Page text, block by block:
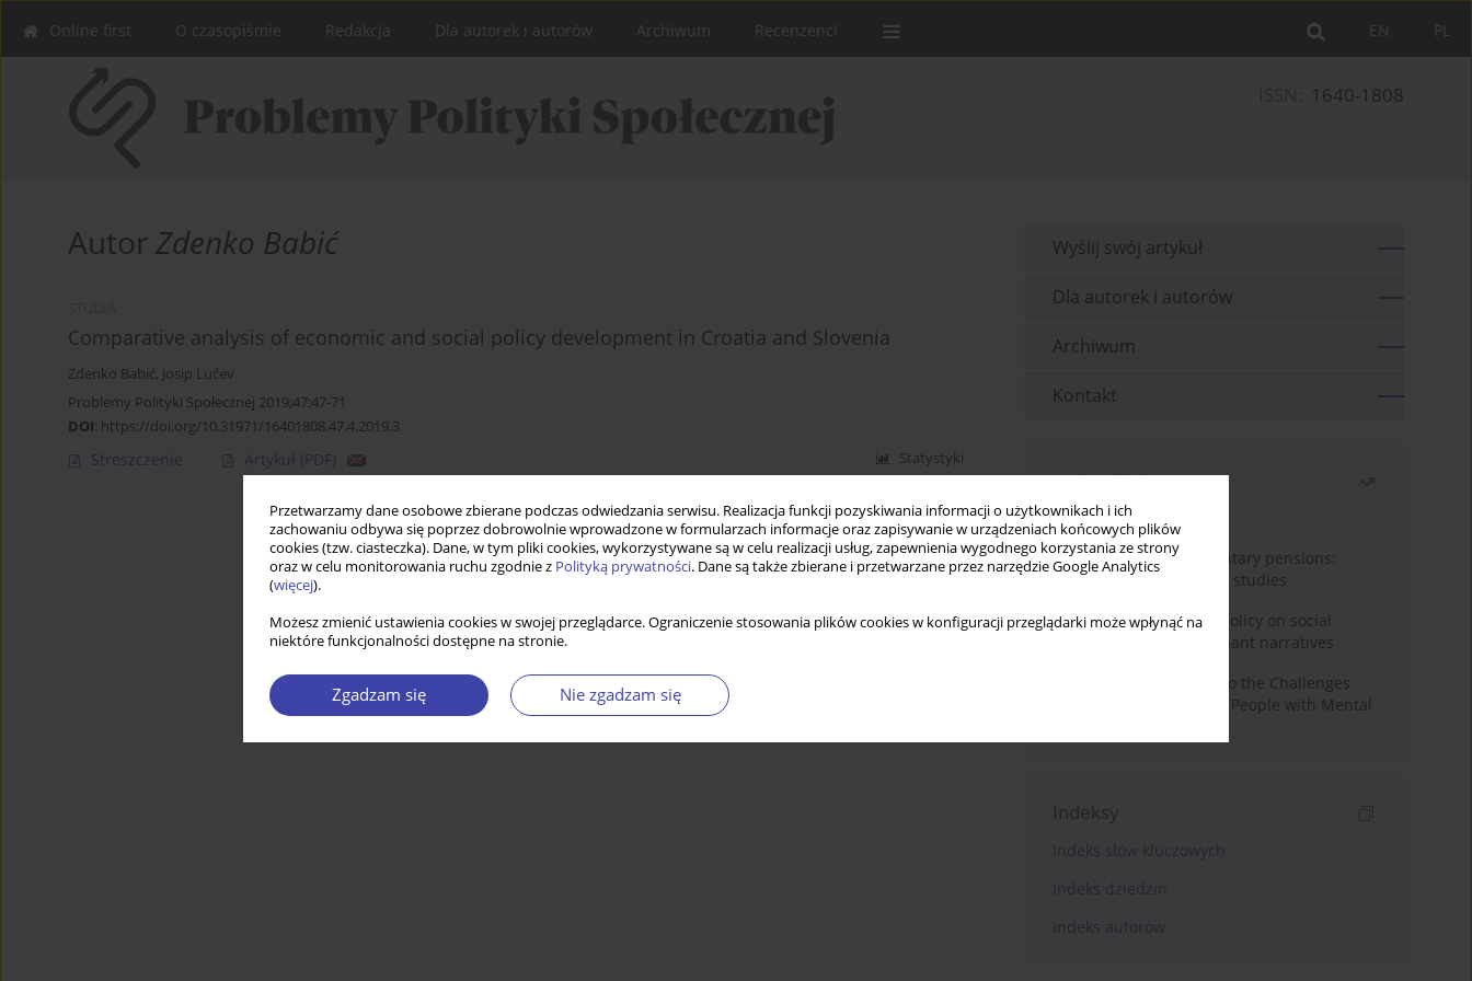
Przetwarzamy dane osobowe zbierane podczas odwiedzania serwisu. Realizacja funkcji pozyskiwania informacji o użytkownikach i ich
zachowaniu odbywa się poprzez dobrowolnie wprowadzone w formularzach informacje oraz zapisywanie w urządzeniach końcowych plików
cookies (tzw. ciasteczka). Dane, w tym pliki cookies, wykorzystywane są w celu realizacji usług, zapewnienia wygodnego korzystania ze strony
oraz w celu monitorowania ruchu zgodnie z Polityką prywatności. Dane są także zbierane i przetwarzane przez narzędzie Google Analytics
(więcej).
Możesz zmienić ustawienia cookies w swojej przeglądarce. Ograniczenie stosowania plików cookies w konfiguracji przeglądarki może wpłynąć na
niektóre funkcjonalności dostępne na stronie.
Zgadzam się Nie zgadzam się
PL
EN
Online first O czasopiśmie Redakcja Dla autorek i autorów Archiwum Recenzenci
1640-1808
AutorZdenko Babić
Comparative analysis of economic and social policy development in Croatia and Slovenia
Zdenko Babić, Josip Lučev
Problemy Polityki Społecznej 2019;47:47-71
DOI: https://doi.org/10.31971/16401808.47.4.2019.3
Streszczenie Artykuł (PDF) Statystyki
Wyślij swój artykuł
Dla autorek i autorów
Archiwum
Kontakt
Najczęściej czytane
Miesiąc
Rok
Auto-enrolment in voluntary pensions:
Comparative OECD case studies
Delegitimizing climate policy on social
media platforms: Dominant narratives
Bibliometric Insights into the Challenges
and Needs of Homeless People with Mental
Indeksy
Indeks słów kluczowych
Indeks dziedzin
Indeks autorów